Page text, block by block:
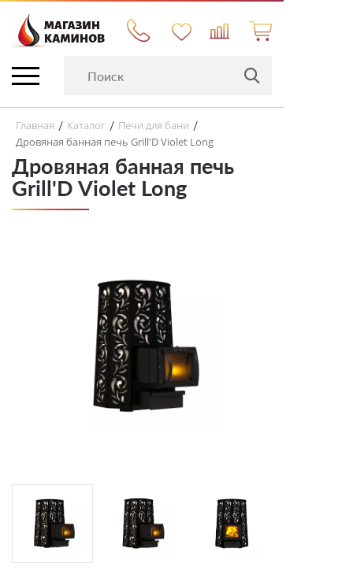
Главная / Каталог / Печи для бани /
Дровяная банная печь Grill'D Violet Long
Дровяная банная печь
Grill'D Violet Long